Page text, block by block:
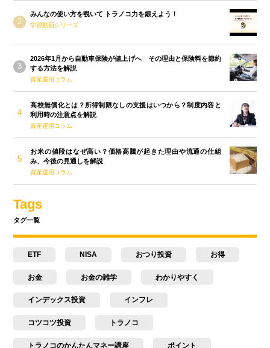
みんなの使い方を覗いて トラノコ力を鍛えよう！
学習動画シリーズ
2026年1月から自動車保険が値上げへ その理由と保険料を節約
する方法を解説
資産運用コラム
高校無償化とは？所得制限なしの支援はいつから？制度内容と
利用時の注意点を解説
資産運用コラム
お米の値段はなぜ高い？価格高騰が起きた理由や流通の仕組
み、今後の見通しを解説
資産運用コラム
Tags
タグ一覧
ETF NISA おつり投資 お得
お金 お金の雑学 わかりやすく
インデックス投資 インフレ
コツコツ投資 トラノコ
トラノコのかんたんマネー講座 ポイント